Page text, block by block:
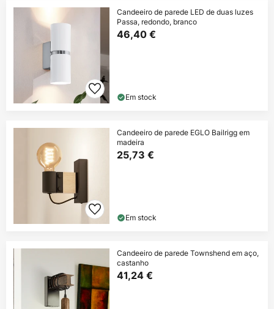
Candeeiro de parede LED de duas luzes
Passa, redondo, branco
46,40 €
Em stock
Candeeiro de parede EGLO Bailrigg em
madeira
25,73 €
Em stock
Candeeiro de parede Townshend em aço,
castanho
41,24 €